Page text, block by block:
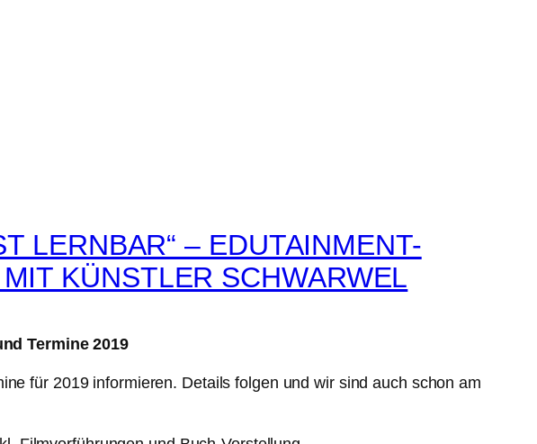
LERNBAR“ – EDUTAINMENT-
KÜNSTLER SCHWARWEL
Termine 2019
für 2019 informieren. Details folgen und wir sind auch schon am